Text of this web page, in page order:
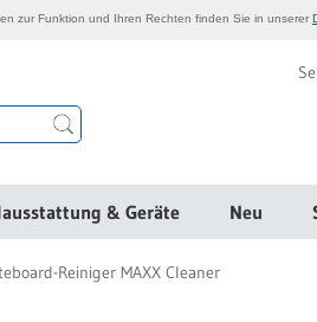
& Geräte Neu
Reiniger MAXX Cleaner
zur Funktion und Ihren Rechten finden Sie in unserer